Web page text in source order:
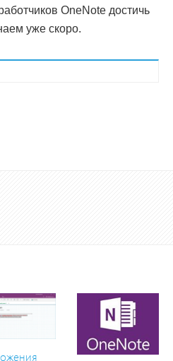
OneNote достичь
уже скоро.